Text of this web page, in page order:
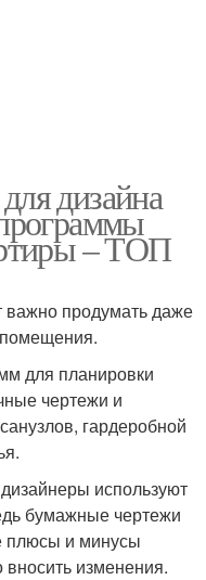
дизайна
– ТОП
продумать даже
для планировки
чертежи и
гардеробной
используют
бумажные чертежи
плюсы и минусы
изменения.